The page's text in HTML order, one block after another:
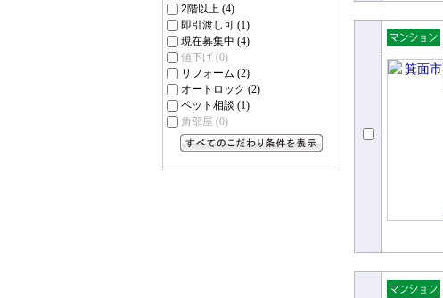
2階以上 (4)
即引渡し可 (1)
現在募集中 (4)
値下げ (0)
リフォーム (2)
オートロック (2)
ペット相談 (1)
角部屋 (0)
売マンシ
ョン